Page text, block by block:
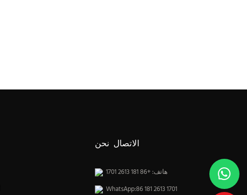
الاتصال نحن
هاتف: +86 181 2613 1701
WhatsApp:86 181 2613 1701